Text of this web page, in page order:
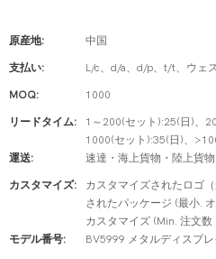
原産地: 中国
支払い: L/c、d/a、d/p、t/t、ウェ
MOQ: 1000
リードタイム:
1～200(セット):25(日)、
1000(セット):35(日)、
運送:
速達・海上貨物・陸上貨
カスタマイズ:
カスタマイズされたロゴ
されたパッケージ (最小.
カスタマイズ (Min. 注文数
モデル番号:
BV5999 メタルディスプレ